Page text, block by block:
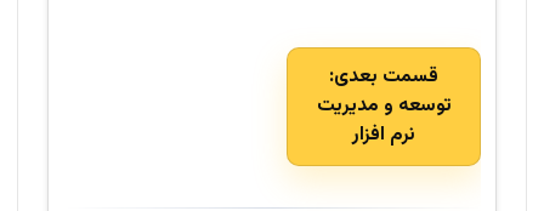
قسمت بعدی:
توسعه و مدیریت
نرم افزار